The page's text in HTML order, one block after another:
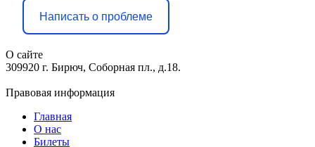
Написать о проблеме
О сайте
309920 г. Бирюч, Соборная пл., д.18.
Правовая информация
Главная
О нас
Билеты